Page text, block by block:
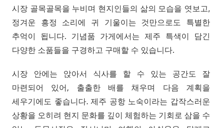
시장 골목골목을 누비며 현지인들의 삶의 모습을 엿보고,
정겨운 흥정 소리에 귀 기울이는 것만으로도 특별한
추억이 됩니다. 기념품 가게에서는 제주 특색이 담긴
다양한 소품들을 구경하고 구매할 수 있습니다.
시장 안에는 앉아서 식사를 할 수 있는 공간도 잘
마련되어 있어, 출출한 배를 채우며 다음 계획을
세우기에도 좋습니다. 제주 공항 노숙이라는 갑작스러운
상황을 오히려 현지 문화를 깊이 체험하는 기회로 삼을 수